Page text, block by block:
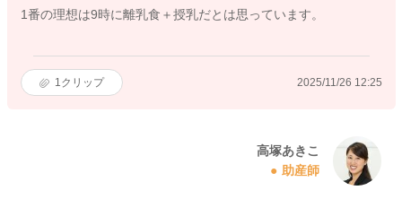
1番の理想は9時に離乳食＋授乳だとは思っています。
1 クリップ 2025/11/26 12:25
高塚あきこ
助産師